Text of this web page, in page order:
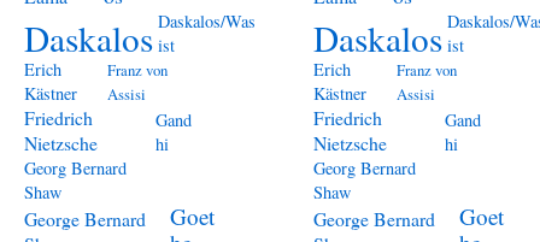
Daskalos Daskalos/Was
ist
Erich
Kästner
Franz von
Assisi
Friedrich
Nietzsche
Gand
hi
Georg Bernard
Shaw
George Bernard
Goet
Daskalos Daskalos/
ist
Erich
Kästner
Franz von
Assisi
Friedrich
Nietzsche
Gand
hi
Georg Bernard
Shaw
George Bernard
Goet